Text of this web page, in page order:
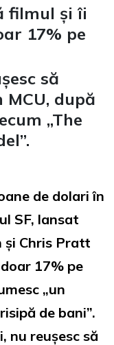
filmul și îi
17% pe
să
MCU, după
„The
de dolari în
SF, lansat
și Chris Pratt
17% pe
„un
de bani”.
nu reușesc să